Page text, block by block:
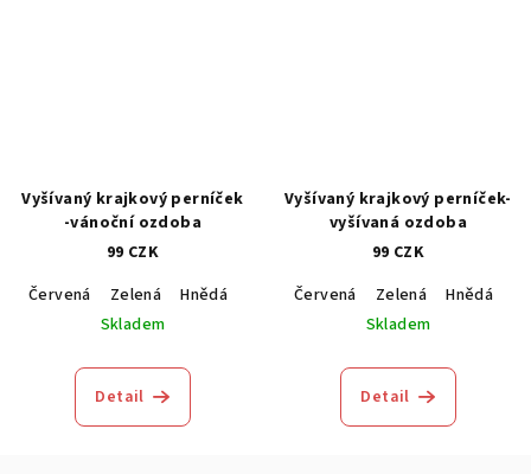
Vyšívaný krajkový perníček
-vánoční ozdoba
99 CZK
Červená
Zelená Hnědá
Modrá
Skladem
Detail
Vyšívaný krajkový perníček-
vyšívaná ozdoba
99 CZK
Červená
Zelená Hnědá
Skladem
Detail